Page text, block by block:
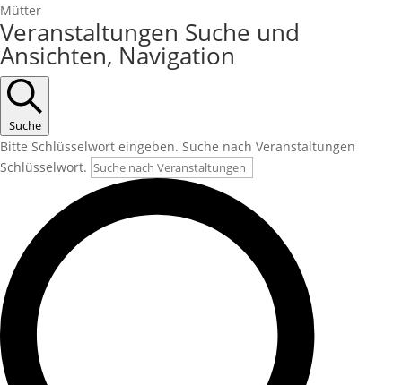
Mütter
Veranstaltungen
Veranstaltungen Suche und
Ansichten, Navigation
Suche
Bitte Schlüsselwort eingeben. Suche nach Veranstaltungen
Schlüsselwort.